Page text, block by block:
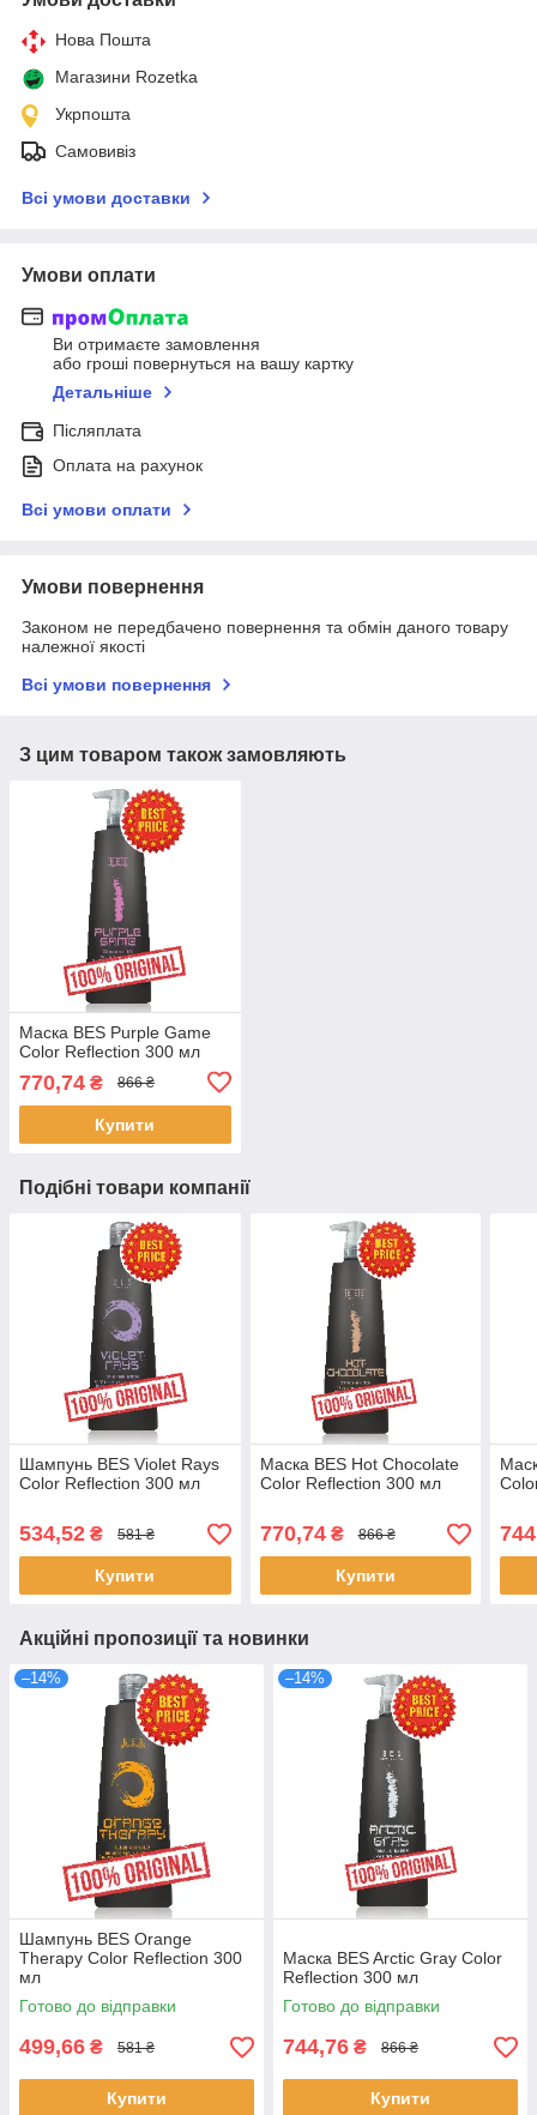
Нова Пошта
Магазини Rozetka
Укрпошта
Самовивіз
Всі умови доставки
Умови оплати
Ви отримаєте замовлення
або гроші повернуться на вашу картку
Детальніше
Післяплата
Оплата на рахунок
Всі умови оплати
Умови повернення
Законом не передбачено повернення та обмін даного товару
належної якості
Всі умови повернення
З цим товаром також замовляють
Маска BES Purple Game
Color Reflection 300 мл
770,74 ₴ 866 ₴
Купити
Подібні товари компанії
Шампунь BES Violet Rays
Color Reflection 300 мл
534,52 ₴ 581 ₴
Купити
Маска BES Hot Chocolate
Color Reflection 300 мл
770,74₴ 866 ₴
Купити
Акційні пропозиції та новинки
–14%
Шампунь BES Orange
Therapy Color Reflection 300
мл
Готово до відправки
499,66 ₴ 581 ₴
Купити
–14%
Маска BES Arctic Gray Color
Reflection 300 мл
Готово до відправки
744,76 ₴ 866 ₴
Купити